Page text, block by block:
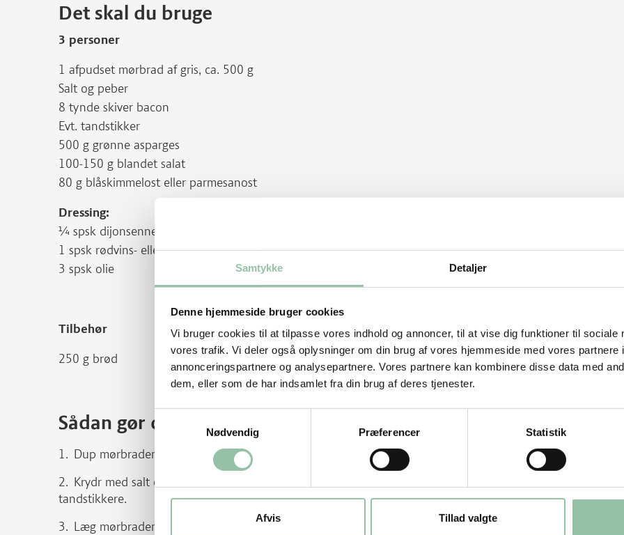
Samtykke Detaljer
Denne hjemmeside bruger cookies
Vi bruger cookies til at tilpasse vores indhold og annoncer, til at vise dig funktioner til sociale
vores trafik. Vi deler også oplysninger om din brug af vores hjemmeside med vores partnere
annonceringspartnere og analysepartnere. Vores partnere kan kombinere disse data med
dem, eller som de har indsamlet fra din brug af deres tjenester.
Nødvendig
Præferencer Statistik
Afvis Tillad valgte
Det skal du bruge
3 personer
1 afpudset mørbrad af gris, ca. 500 g
Salt og peber
8 tynde skiver bacon
Evt. tandstikker
500 g grønne asparges
100-150 g blandet salat
80 g blåskimmelost eller parmesanost
Dressing:
¼ spsk dijonsennep
1 spsk rødvins- eller sherryeddike
3 spsk olie
Tilbehør
250 g brød
Sådan gør du
Dup mørbraden tør med køkkenrulle.
Krydr med salt og peber og rul bacon omkring. Hold evt. baconen fast med et par
tandstikkere.
Læg mørbraden på en varm grill ved indirekte varme og grill den ca. 20 minutter i alt.